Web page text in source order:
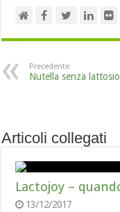
Precedente
Nutella senza lattosio
Articoli collegati
Lactojoy –
13/12/2017